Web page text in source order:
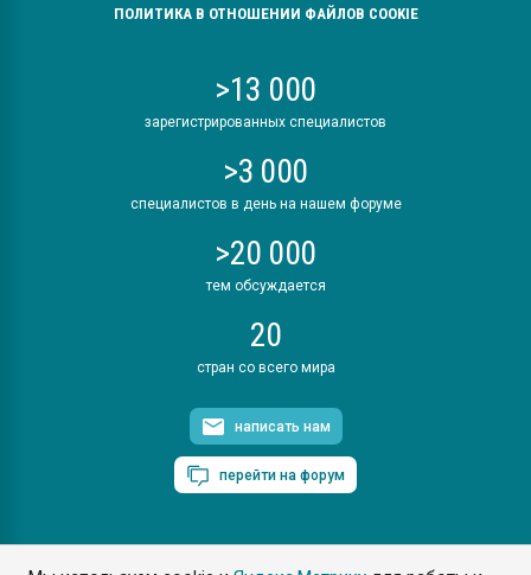
ПОЛИТИКА В ОТНОШЕНИИ ФАЙЛОВ COOKIE
>13 000
зарегистрированных специалистов
>3 000
специалистов в день на нашем форуме
>20 000
тем обсуждается
20
стран со всего мира
написать нам
перейти на форум